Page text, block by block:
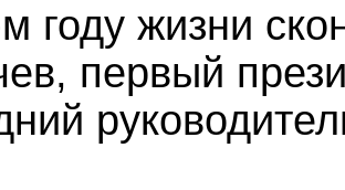
году жизни
первый